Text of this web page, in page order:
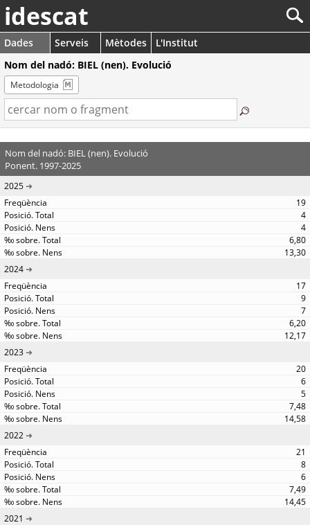
idescat
Dades Serveis Mètodes
L'Institut
Nom del nadó: BIEL (nen). Evolució
Metodologia
Nom del nadó: BIEL (nen). Evolució
Ponent. 1997-2025
2025
19
4
4
6,80
13,30
2024
17
9
7
6,20
12,17
2023
20
6
5
7,48
14,58
2022
21
8
6
7,49
14,45
2021